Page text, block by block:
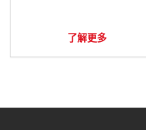
了解更多